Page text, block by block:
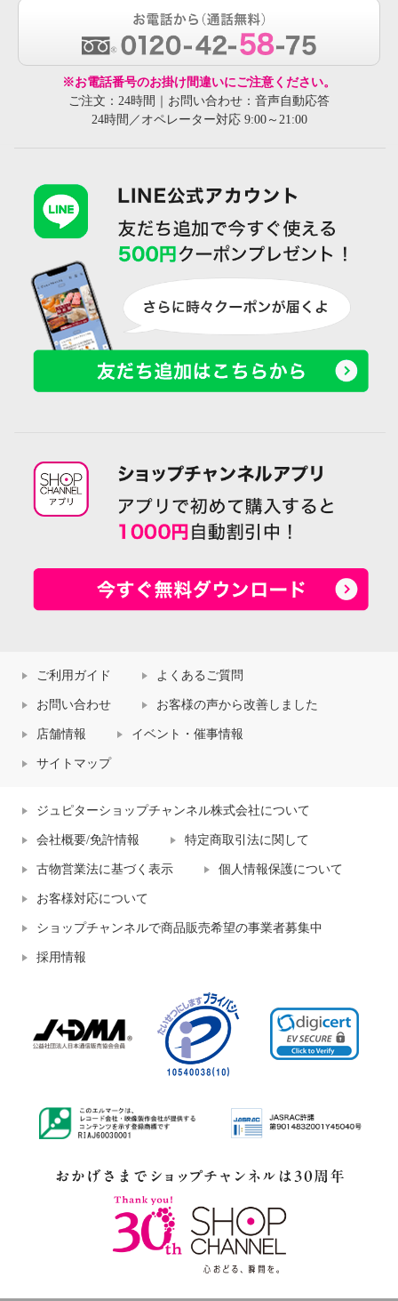
※お電話番号のお掛け間違いにご注意ください。
ご注文：24時間｜お問い合わせ：音声自動応答
24時間／オペレーター対応 9:00～21:00
ご利用ガイド よくあるご質問
お問い合わせ お客様の声から改善しました
店舗情報 イベント・催事情報
サイトマップ
ジュピターショップチャンネル株式会社について
会社概要/免許情報 特定商取引法に関して
古物営業法に基づく表示 個人情報保護について
お客様対応について
ショップチャンネルで商品販売希望の事業者募集中
採用情報